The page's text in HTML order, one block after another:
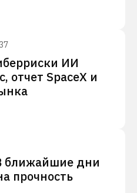
ИИ
отчет SpaceX и
ближайшие дни
прочность